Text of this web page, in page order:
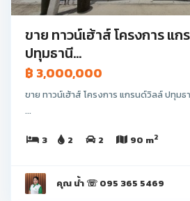
ขาย ทาวน์เฮ้าส์ โครงการ แ
ปทุมธานี...
฿ 3,000,000
ขาย ทาวน์เฮ้าส์ โครงการ แกรนด์วิลล์ ปทุม
...
3 2 2 90 m2
คุณ น้ำ ☏ 095 365 5469